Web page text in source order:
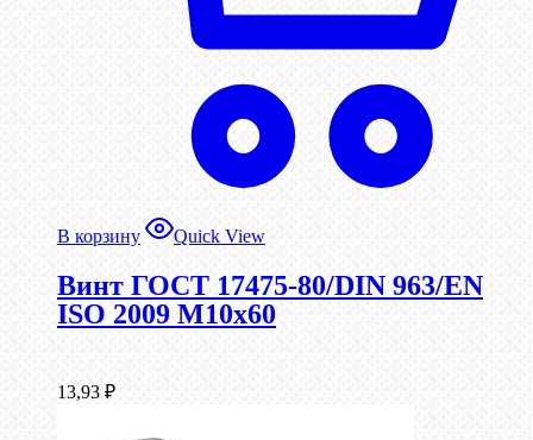
В корзину Quick View
Винт ГОСТ 17475-80/DIN 963/EN
ISO 2009 М10х60
13,93 ₽